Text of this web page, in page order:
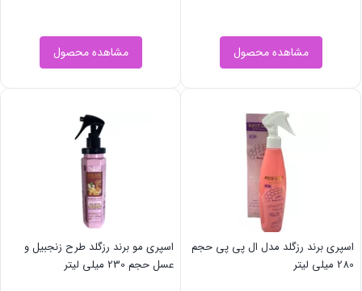
مشاهده محصول مشاهده محصول
اسپری برند رزگلد مدل ال پی پی حجم
280 میلی لیتر
اسپری مو برند رزگلد طرح زنجبیل و
عسل حجم 230 میلی لیتر